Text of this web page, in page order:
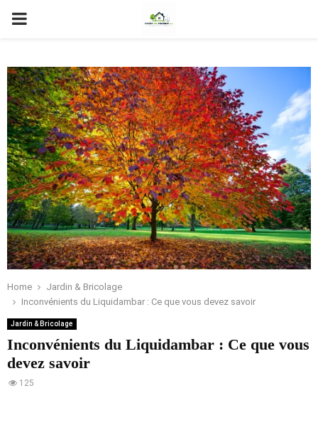
PRIMARY
Home
Jardin & Bricolage
Inconvénients du Liquidambar : Ce que vous devez savoir
Jardin & Bricolage
Inconvénients du Liquidambar : Ce que vous
devez savoir
125